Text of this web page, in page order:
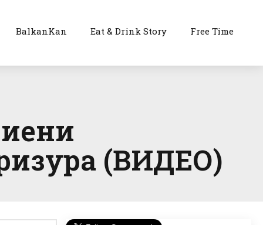
BalkanKan Eat & Drink Story Free Time
(ВИДЕО)